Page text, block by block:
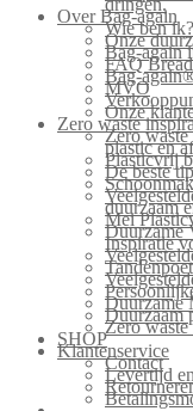
dringen.
Over Bag-again
Wie ben ik?
Onze
Bag-again
FAQ
Bag-
MVO
Onze
Zero waste
Zero
plastic en
Plasticvrij
De beste
duurzaam
Mei
Duurzame
Inspiratie
Duurzame
Duurzaam
Zero
SHOP
Klantenservice
Contact
Levertijd